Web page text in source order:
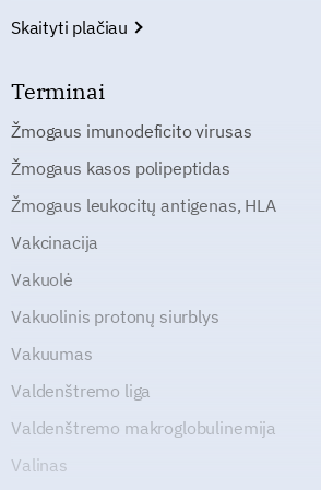
Skaityti plačiau
Terminai
Žmogaus imunodeficito virusas
Žmogaus kasos polipeptidas
Žmogaus leukocitų antigenas, HLA
Vakcinacija
Vakuolė
Vakuolinis protonų siurblys
Vakuumas
Valdenštremo liga
Valdenštremo makroglobulinemija
Valinas